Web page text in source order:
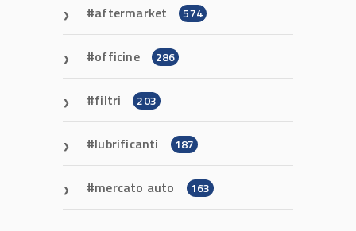
aftermarket 574
officine 286
filtri 203
lubrificanti 187
mercato auto 163